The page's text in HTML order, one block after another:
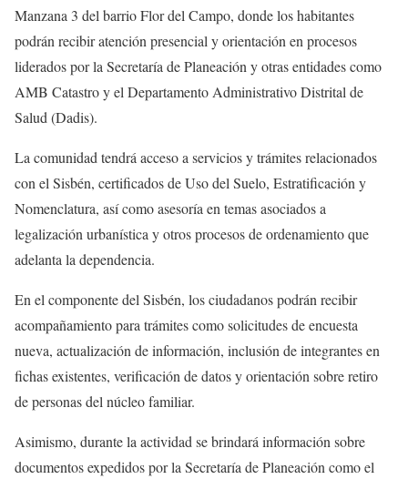
Manzana 3 del barrio Flor del Campo, donde los habitantes
podrán recibir atención presencial y orientación en procesos
liderados por la Secretaría de Planeación y otras entidades como
AMB Catastro y el Departamento Administrativo Distrital de
Salud (Dadis).
La comunidad tendrá acceso a servicios y trámites relacionados
con el Sisbén, certificados de Uso del Suelo, Estratificación y
Nomenclatura, así como asesoría en temas asociados a
legalización urbanística y otros procesos de ordenamiento que
adelanta la dependencia.
En el componente del Sisbén, los ciudadanos podrán recibir
acompañamiento para trámites como solicitudes de encuesta
nueva, actualización de información, inclusión de integrantes en
fichas existentes, verificación de datos y orientación sobre retiro
de personas del núcleo familiar.
Asimismo, durante la actividad se brindará información sobre
documentos expedidos por la Secretaría de Planeación como el